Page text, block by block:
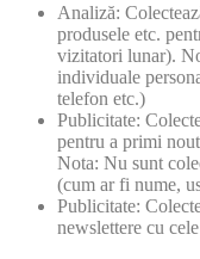
Analiză:
produsele etc.
vizitatori lunar).
individuale
telefon etc.)
Publicitate:
pentru a primi
Nota: Nu sunt
(cum ar fi nume,
Publicitate:
newslettere cu